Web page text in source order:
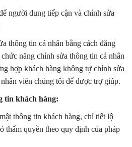
người dung tiếp cận và chỉnh sửa
thông tin cá nhân bằng cách đăng
năng chỉnh sửa thông tin cá nhân
hợp khách hàng không tự chỉnh sửa
viên chúng tôi để được trợ giúp.
tin khách hàng:
thông tin khách hàng, chỉ tiết lộ
thẩm quyền theo quy định của pháp